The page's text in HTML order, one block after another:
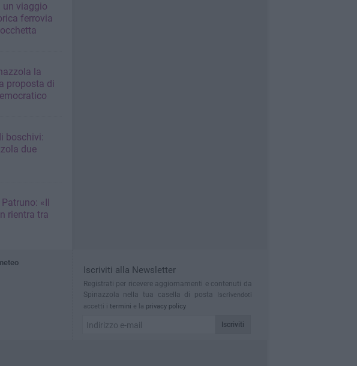
un viaggio
ferrovia
la
proposta di
boschivi:
due
«Il
rientra tra
Iscriviti alla Newsletter
Registrati per ricevere aggiornamenti e contenuti da
Spinazzola nella tua casella di posta
Iscrivendoti
accetti i termini e la privacy policy
Iscriviti